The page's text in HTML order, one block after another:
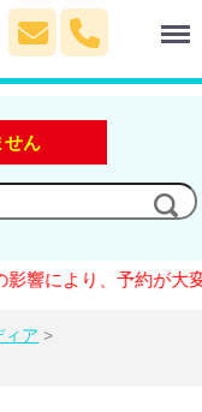
せん
、予約が大変混雑し
ィア >